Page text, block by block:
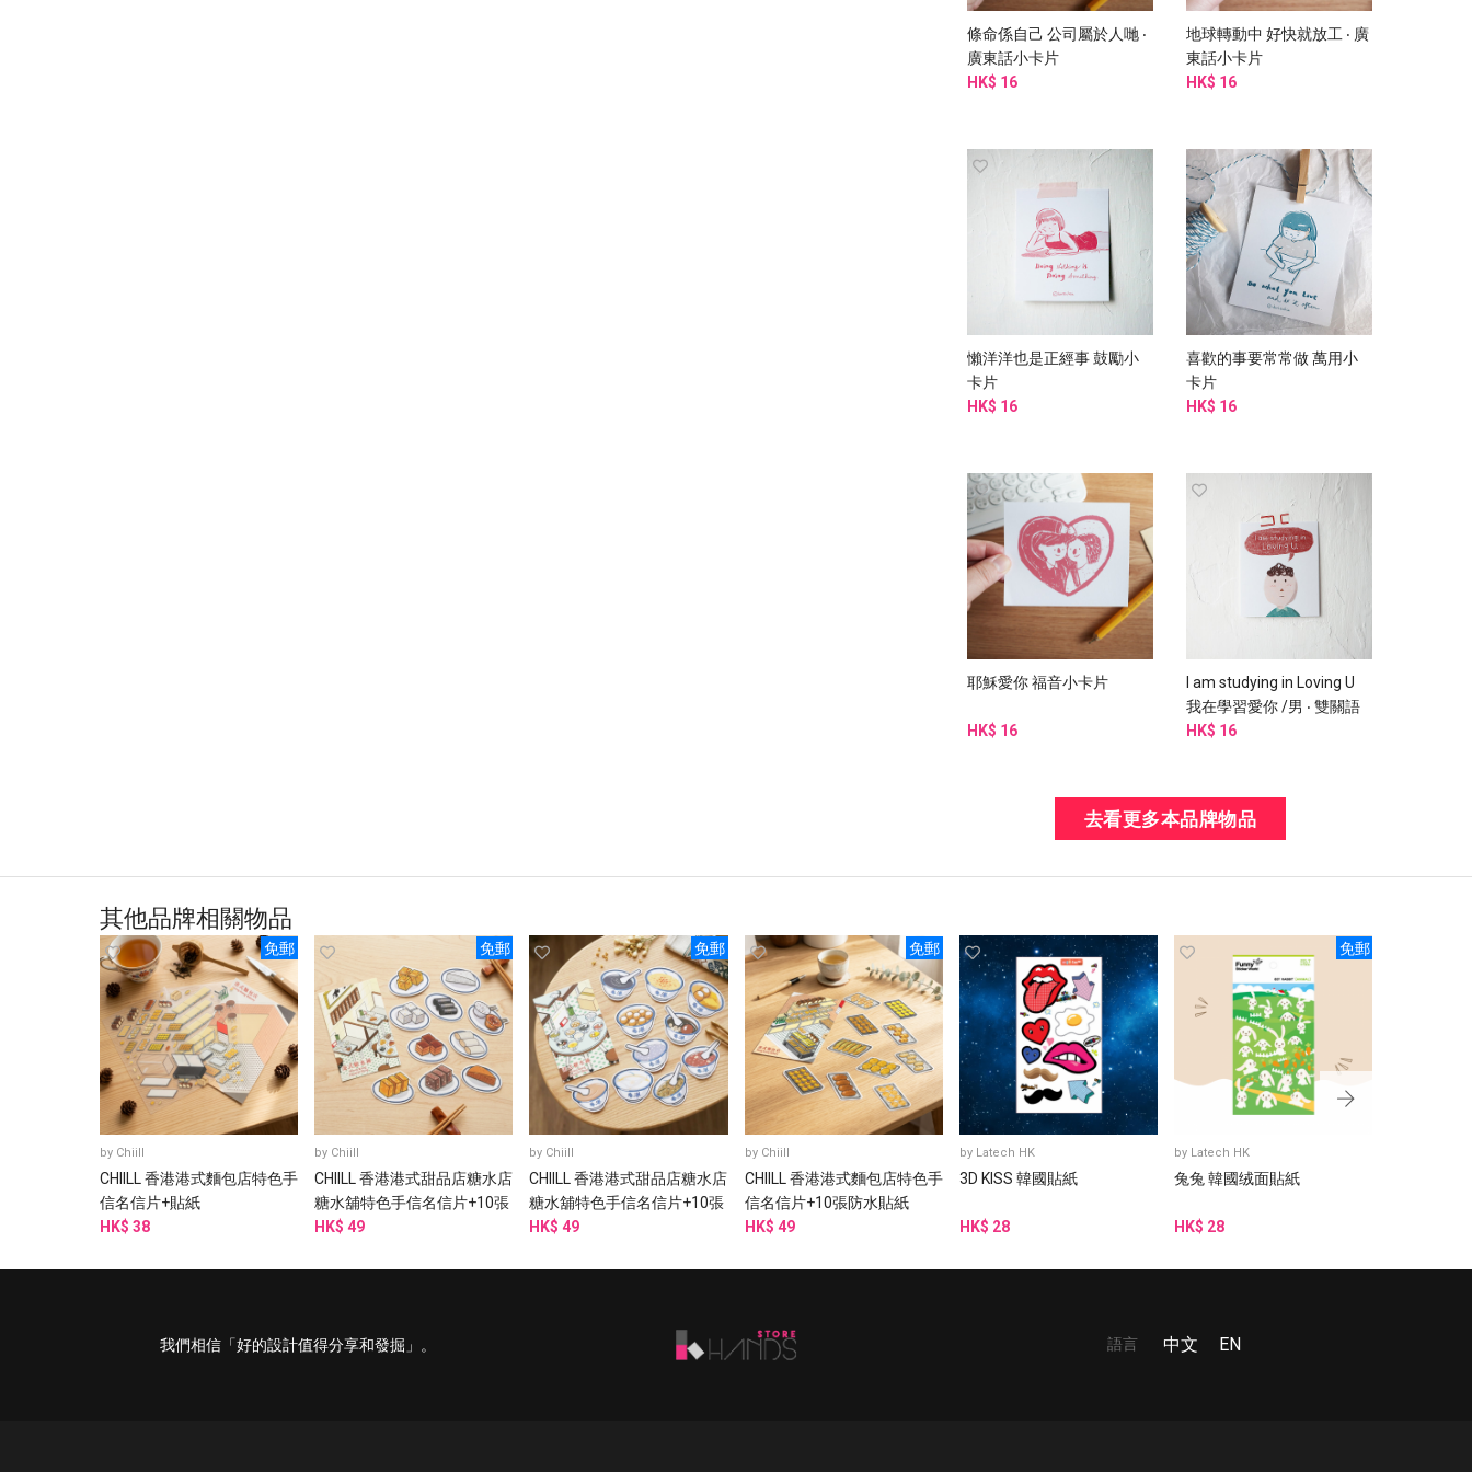
條命係自己 公司屬於人哋 ‧
廣東話小卡片
HK$ 16
地球轉動中 好快就放工 ‧ 廣
東話小卡片
HK$ 16
懶洋洋也是正經事 鼓勵小
卡片
HK$ 16
喜歡的事要常常做 萬用小
卡片
HK$ 16
耶穌愛你 福音小卡片
HK$ 16
I am studying in Loving U
我在學習愛你 /男 ‧ 雙關語
告白卡片
HK$ 16
去看更多本品牌物品
其他品牌相關物品
免郵
by Chiill
CHIILL 香港港式麵包店特色手
信名信片+貼紙
HK$ 38
免郵
by Chiill
CHIILL 香港港式甜品店糖水店
糖水舖特色手信名信片+10張
防水貼紙
HK$ 49
免郵
by Chiill
CHIILL 香港港式甜品店糖水店
糖水舖特色手信名信片+10張
防水貼紙
HK$ 49
免郵
by Chiill
CHIILL 香港港式麵包店特色手
信名信片+10張防水貼紙
HK$ 49
by Latech HK
3D KISS 韓國貼紙
HK$ 28
免郵
by Latech HK
兔兔 韓國绒面貼紙
HK$ 28
我們相信「好的設計值得分享和發掘」。 語言 中文 EN